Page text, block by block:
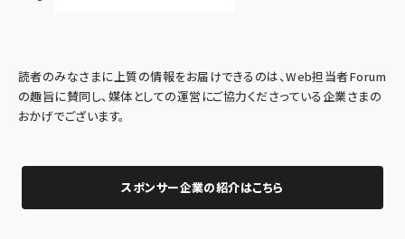
読者のみなさまに上質の情報をお届けできるのは、Web担当者Forum
の趣旨に賛同し、媒体としての運営にご協力くださっている企業さまの
おかげでございます。
スポンサー企業の紹介はこちら